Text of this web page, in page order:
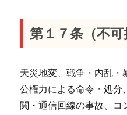
第１７条（不可
天災地変、戦争・内乱・
公権力による命令・処分
関・通信回線の事故、コ